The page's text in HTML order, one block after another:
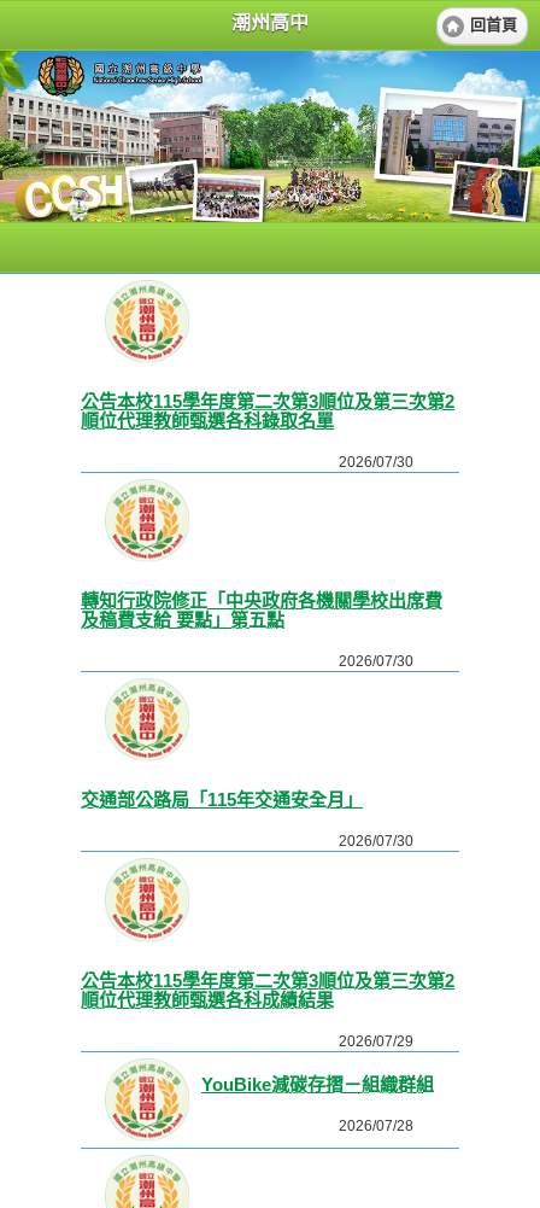
潮州高中 回首頁
公告本校115學年度第二次第3順位及第三次第2
順位代理教師甄選各科錄取名單
2026/07/30
轉知行政院修正「中央政府各機關學校出席費
及稿費支給 要點」第五點
2026/07/30
交通部公路局「115年交通安全月」
2026/07/30
公告本校115學年度第二次第3順位及第三次第2
順位代理教師甄選各科成績結果
2026/07/29
YouBike減碳存摺－組織群組
2026/07/28